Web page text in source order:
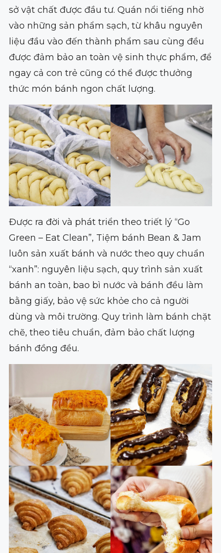
sở vật chất được đầu tư. Quán nổi tiếng nhờ
vào những sản phẩm sạch, từ khâu nguyên
liệu đầu vào đến thành phẩm sau cùng đều
được đảm bảo an toàn vệ sinh thực phẩm, để
ngay cả con trẻ cũng có thể được thưởng
thức món bánh ngon chất lượng.
Được ra đời và phát triển theo triết lý “Go
Green – Eat Clean”, Tiệm bánh Bean & Jam
luôn sản xuất bánh và nước theo quy chuẩn
“xanh”: nguyên liệu sạch, quy trình sản xuất
bánh an toàn, bao bì nước và bánh đều làm
bằng giấy, bảo vệ sức khỏe cho cả người
dùng và môi trường. Quy trình làm bánh chặt
chẽ, theo tiêu chuẩn, đảm bảo chất lượng
bánh đồng đều.